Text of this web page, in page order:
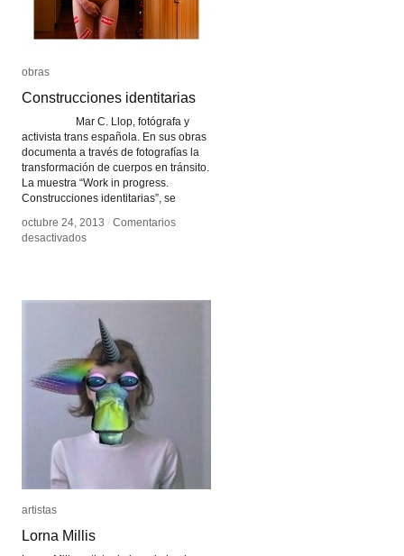
obras
Construcciones identitarias
Mar C. Llop, fotógrafa y
activista trans española. En sus obras
documenta a través de fotografías la
transformación de cuerpos en tránsito.
La muestra “Work in progress.
Construcciones identitarias”, se
octubre 24, 2013 / Comentarios
desactivadosen
obras
Construcciones identitarias
octubre 24, 2013 / Comentarios
desactivadosen
artistas
Lorna Millis
artistas
Lorna Millis